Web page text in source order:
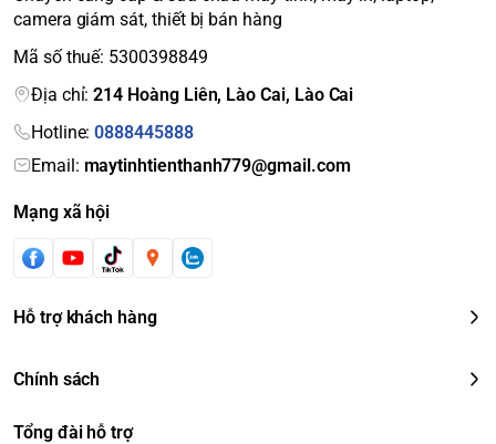
camera giám sát, thiết bị bán hàng
Mã số thuế: 5300398849
Địa chỉ:214 Hoàng Liên, Lào Cai, Lào Cai
Hotline:0888445888
Email: maytinhtienthanh779@gmail.com
Mạng xã hội
Hỗ trợ khách hàng
Chính sách
Tổng đài hỗ trợ